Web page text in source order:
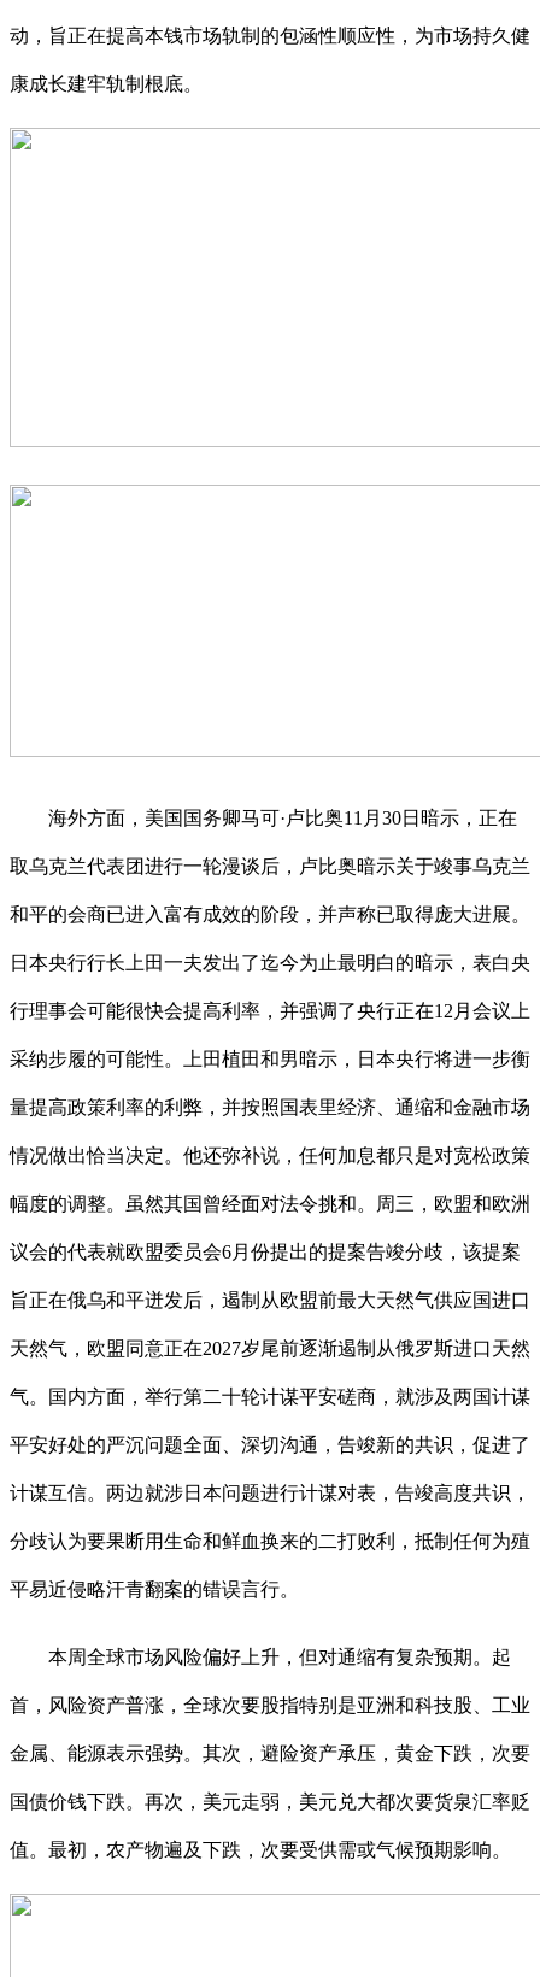
动，旨正在提高本钱市场轨制的包涵性顺应性，为市场持久健
康成长建牢轨制根底。
海外方面，美国国务卿马可·卢比奥11月30日暗示，正在
取乌克兰代表团进行一轮漫谈后，卢比奥暗示关于竣事乌克兰
和平的会商已进入富有成效的阶段，并声称已取得庞大进展。
日本央行行长上田一夫发出了迄今为止最明白的暗示，表白央
行理事会可能很快会提高利率，并强调了央行正在12月会议上
采纳步履的可能性。上田植田和男暗示，日本央行将进一步衡
量提高政策利率的利弊，并按照国表里经济、通缩和金融市场
情况做出恰当决定。他还弥补说，任何加息都只是对宽松政策
幅度的调整。虽然其国曾经面对法令挑和。周三，欧盟和欧洲
议会的代表就欧盟委员会6月份提出的提案告竣分歧，该提案
旨正在俄乌和平迸发后，遏制从欧盟前最大天然气供应国进口
天然气，欧盟同意正在2027岁尾前逐渐遏制从俄罗斯进口天然
气。国内方面，举行第二十轮计谋平安磋商，就涉及两国计谋
平安好处的严沉问题全面、深切沟通，告竣新的共识，促进了
计谋互信。两边就涉日本问题进行计谋对表，告竣高度共识，
分歧认为要果断用生命和鲜血换来的二打败利，抵制任何为殖
平易近侵略汗青翻案的错误言行。
本周全球市场风险偏好上升，但对通缩有复杂预期。起
首，风险资产普涨，全球次要股指特别是亚洲和科技股、工业
金属、能源表示强势。其次，避险资产承压，黄金下跌，次要
国债价钱下跌。再次，美元走弱，美元兑大都次要货泉汇率贬
值。最初，农产物遍及下跌，次要受供需或气候预期影响。